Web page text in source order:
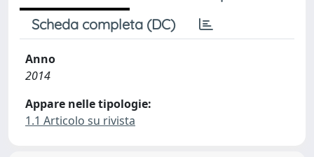
Scheda completa (DC)
Anno
2014
Appare nelle tipologie:
1.1 Articolo su rivista